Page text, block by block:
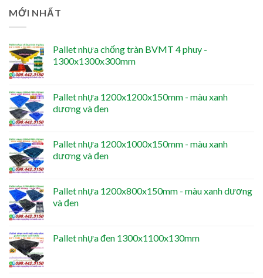
MỚI NHẤT
Pallet nhựa chống tràn BVMT 4 phuy -
1300x1300x300mm
Pallet nhựa 1200x1200x150mm - màu xanh
dương và đen
Pallet nhựa 1200x1000x150mm - màu xanh
dương và đen
Pallet nhựa 1200x800x150mm - màu xanh dương
và đen
Pallet nhựa đen 1300x1100x130mm